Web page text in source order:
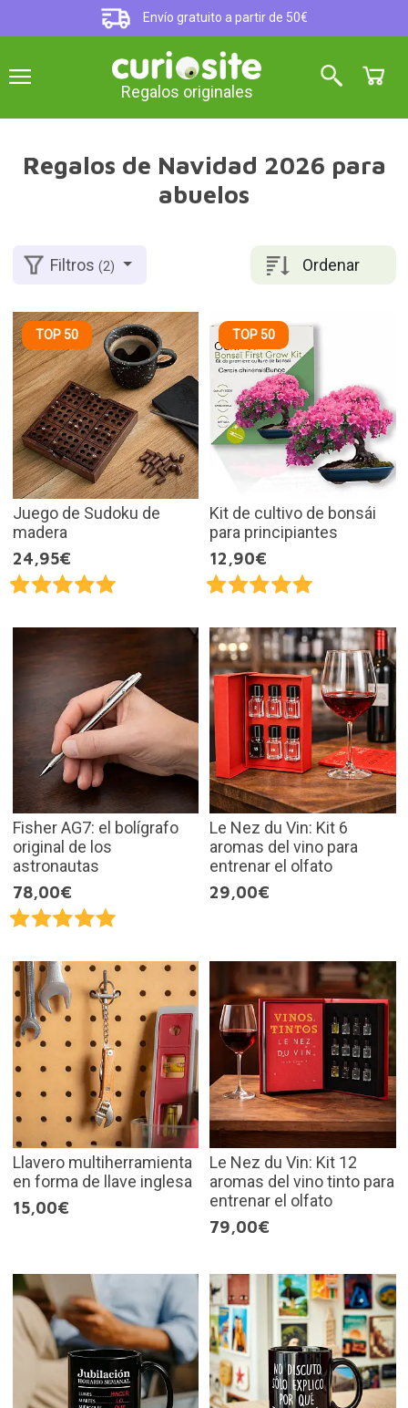
Envío gratuito a partir de 50€
Regalos originales
Regalos de Navidad 2026 para
abuelos
Ordenar
Filtros(2)
TOP 50
Juego de Sudoku de
madera
24,95€
TOP 50
Kit de cultivo de bonsái
para principiantes
12,90€
Fisher AG7: el bolígrafo
original de los
astronautas
78,00€
Le Nez du Vin: Kit 6
aromas del vino para
entrenar el olfato
29,00€
Llavero multiherramienta
en forma de llave inglesa
15,00€
Le Nez du Vin: Kit 12
aromas del vino tinto para
entrenar el olfato
79,00€